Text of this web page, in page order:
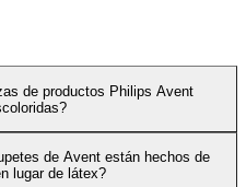
de productos Philips Avent
de Avent están hechos de
lugar de látex?